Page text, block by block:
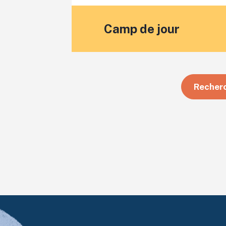
Camp de jour